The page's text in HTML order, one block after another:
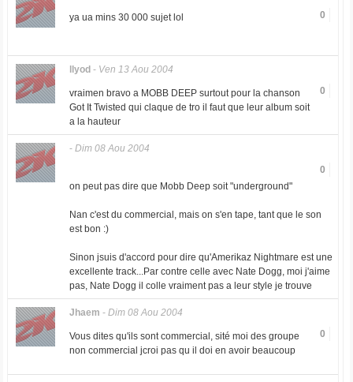
0
ya ua mins 30 000 sujet lol
llyod - Ven 13 Aou 2004
0
vraimen bravo a MOBB DEEP surtout pour la chanson
Got It Twisted qui claque de tro il faut que leur album soit
a la hauteur
- Dim 08 Aou 2004
0
on peut pas dire que Mobb Deep soit "underground"
Nan c'est du commercial, mais on s'en tape, tant que le son
est bon :)
Sinon jsuis d'accord pour dire qu'Amerikaz Nightmare est une
excellente track...Par contre celle avec Nate Dogg, moi j'aime
pas, Nate Dogg il colle vraiment pas a leur style je trouve
Jhaem - Dim 08 Aou 2004
0
Vous dites qu'ils sont commercial, sité moi des groupe
non commercial jcroi pas qu il doi en avoir beaucoup